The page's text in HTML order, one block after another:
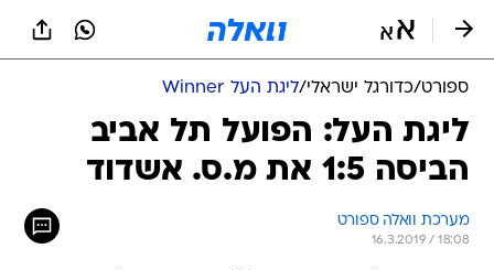
ספורט/כדורגל ישראלי/ליגת העל Winner
ליגת העל: הפועל תל אביב
הביסה 1:5 את מ.ס. אשדוד
מערכת וואלה ספורט
16.3.2019 / 18:08